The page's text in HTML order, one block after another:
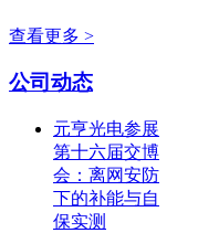
查看更多 >
公司动态
元亨光电参展
第十六届交博
会：离网安防
下的补能与自
保实测